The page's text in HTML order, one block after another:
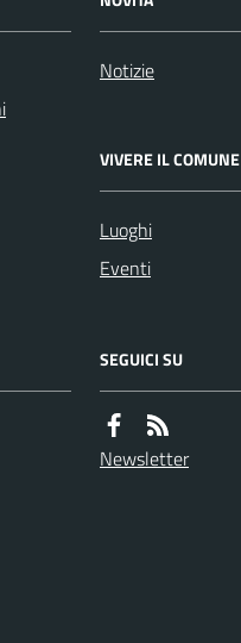
Notizie
VIVERE IL COMUNE
Luoghi
Eventi
SEGUICI SU
Newsletter